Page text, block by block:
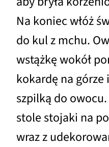
Na koniec włóż
do kul z mchu.
wstążkę wokół
kokardę na
szpilką do
stole stojaki na
wraz z